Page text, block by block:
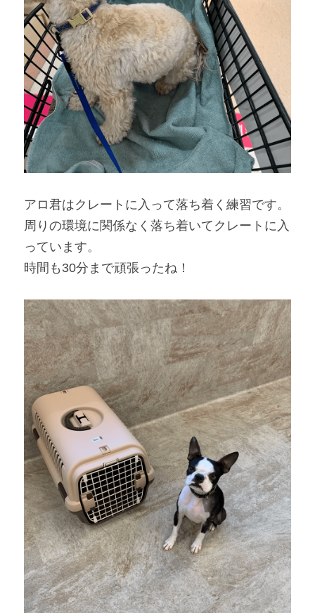
アロ君はクレートに入って落ち着く練習です。
周りの環境に関係なく落ち着いてクレートに入
っています。
時間も30分まで頑張ったね！